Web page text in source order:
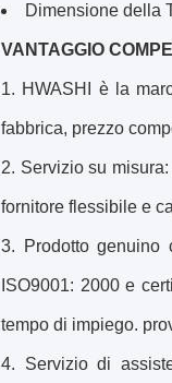
Dimensione della
VANTAGGIO
1. HWASHI è la
fabbrica, prezzo
2. Servizio su
fornitore flessibile e
3. Prodotto genuino
ISO9001: 2000 e
tempo di impiego.
4. Servizio di